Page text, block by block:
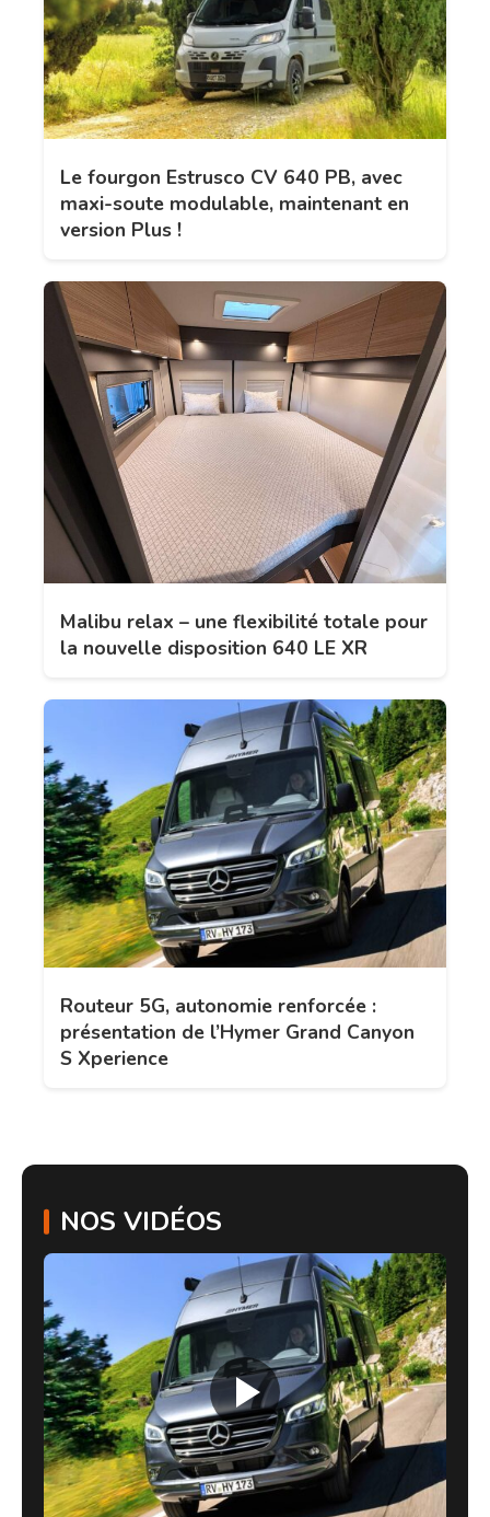
Le fourgon Estrusco CV 640 PB, avec
maxi-soute modulable, maintenant en
version Plus !
Malibu relax – une flexibilité totale pour
la nouvelle disposition 640 LE XR
Routeur 5G, autonomie renforcée :
présentation de l’Hymer Grand Canyon
S Xperience
NOS VIDÉOS